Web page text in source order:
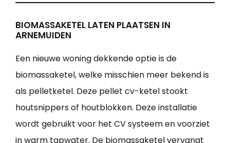
BIOMASSAKETEL LATEN PLAATSEN IN
ARNEMUIDEN
Een nieuwe woning dekkende optie is de
biomassaketel, welke misschien meer bekend is
als pelletketel. Deze pellet cv-ketel stookt
houtsnippers of houtblokken. Deze installatie
wordt gebruikt voor het CV systeem en voorziet
in warm tapwater. De biomassaketel vervangt